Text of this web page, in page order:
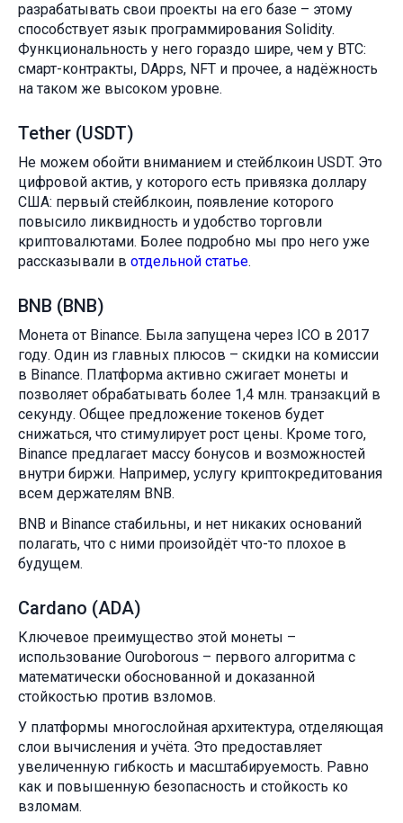
разрабатывать свои проекты на его базе – этому
способствует язык программирования Solidity.
Функциональность у него гораздо шире, чем у BTC:
смарт-контракты, DApps, NFT и прочее, а надёжность
на таком же высоком уровне.
Tether (USDT)
Не можем обойти вниманием и стейблкоин USDT. Это
цифровой актив, у которого есть привязка доллару
США: первый стейблкоин, появление которого
повысило ликвидность и удобство торговли
криптовалютами. Более подробно мы про него уже
рассказывали в отдельной статье.
BNB (BNB)
Монета от Binance. Была запущена через ICO в 2017
году. Один из главных плюсов – скидки на комиссии
в Binance. Платформа активно сжигает монеты и
позволяет обрабатывать более 1,4 млн. транзакций в
секунду. Общее предложение токенов будет
снижаться, что стимулирует рост цены. Кроме того,
Binance предлагает массу бонусов и возможностей
внутри биржи. Например, услугу криптокредитования
всем держателям BNB.
BNB и Binance стабильны, и нет никаких оснований
полагать, что с ними произойдёт что-то плохое в
будущем.
Cardano (ADA)
Ключевое преимущество этой монеты –
использование Ouroborous – первого алгоритма с
математически обоснованной и доказанной
стойкостью против взломов.
У платформы многослойная архитектура, отделяющая
слои вычисления и учёта. Это предоставляет
увеличенную гибкость и масштабируемость. Равно
как и повышенную безопасность и стойкость ко
взломам.